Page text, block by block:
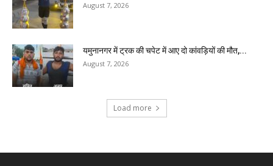
August 7, 2026
यमुनानगर में ट्रक की चपेट में आए दो कांवड़ियों की मौत,...
August 7, 2026
Load more